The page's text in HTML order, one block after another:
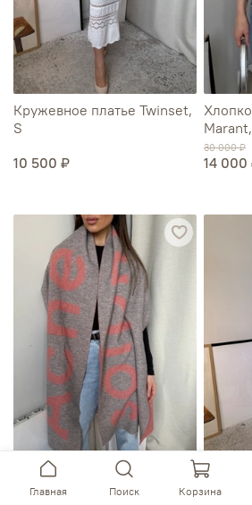
Кружевное платье Twinset,
S
10 500 ₽
30 000 ₽
14 000
Шерстяной шарф Acne
Юбка
Главная Поиск Корзина